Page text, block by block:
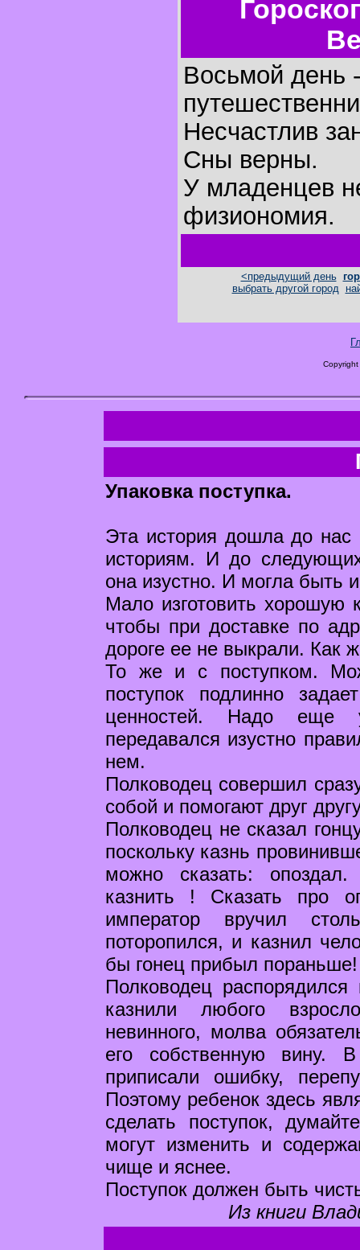
Восьмой день
Несчастлив
Сны верны.
У младенцев
физиономия.
<предыдущий день
выбрать другой город
Упаковка поступка.
Эта история дошла до нас
историям. И до
она изустно. И могла быть
Мало изготовить хорошую
чтобы при доставке по
дороге ее не выкрали. Как
То же и с поступком.
поступок подлинно
ценностей. Надо еще
передавался изустно
нем.
Полководец совершил
собой и помогают друг
Полководец не сказал
поскольку казнь
можно сказать:
казнить ! Сказать про
император вручил
поторопился, и казнил
бы гонец прибыл пораньше!
Полководец
казнили любого
невинного, молва
его собственную вину.
приписали ошибку,
Поэтому ребенок здесь
сделать поступок,
могут изменить и
чище и яснее.
Поступок должен быть
Из книги